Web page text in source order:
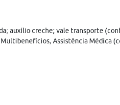
auxílio creche; vale transporte
Assistência Médica